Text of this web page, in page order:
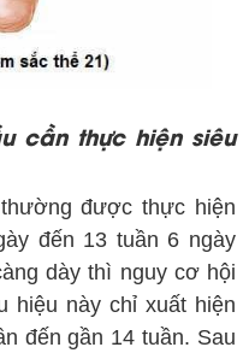
cần thực hiện siêu
được thực hiện
đến 13 tuần 6 ngày
dày thì nguy cơ hội
hiệu này chỉ xuất hiện
đến gần 14 tuần. Sau